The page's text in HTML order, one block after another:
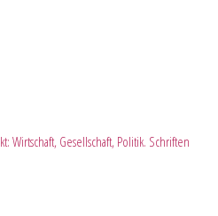
Wirtschaft, Gesellschaft, Politik. Schriften